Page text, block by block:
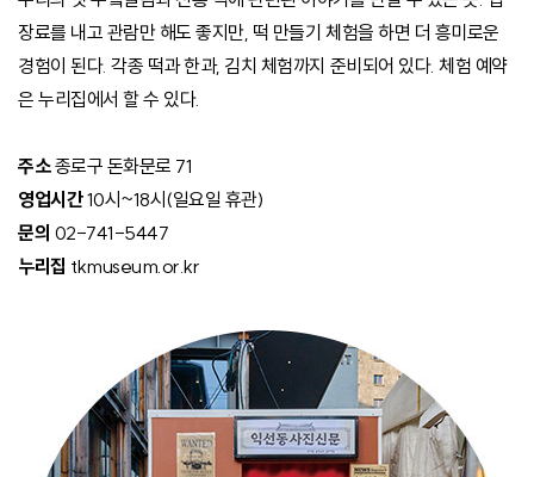
장료를 내고 관람만 해도 좋지만, 떡 만들기 체험을 하면 더 흥미로운
경험이 된다. 각종 떡과 한과, 김치 체험까지 준비되어 있다. 체험 예약
은 누리집에서 할 수 있다.
주소종로구 돈화문로 71
영업시간10시~18시(일요일 휴관)
문의 02-741-5447
누리집 tkmuseum.or.kr